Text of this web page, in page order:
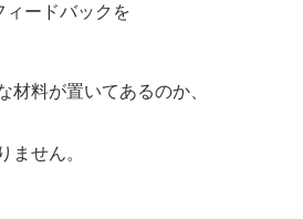
ードバックを
材料が置いてあるのか、
ません。